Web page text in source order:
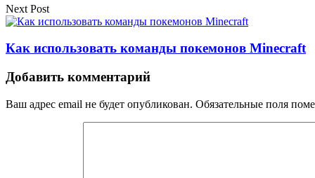
Next Post
Как использовать команды покемонов Minecraft
Добавить комментарий
Ваш адрес email не будет опубликован. Обязательные поля